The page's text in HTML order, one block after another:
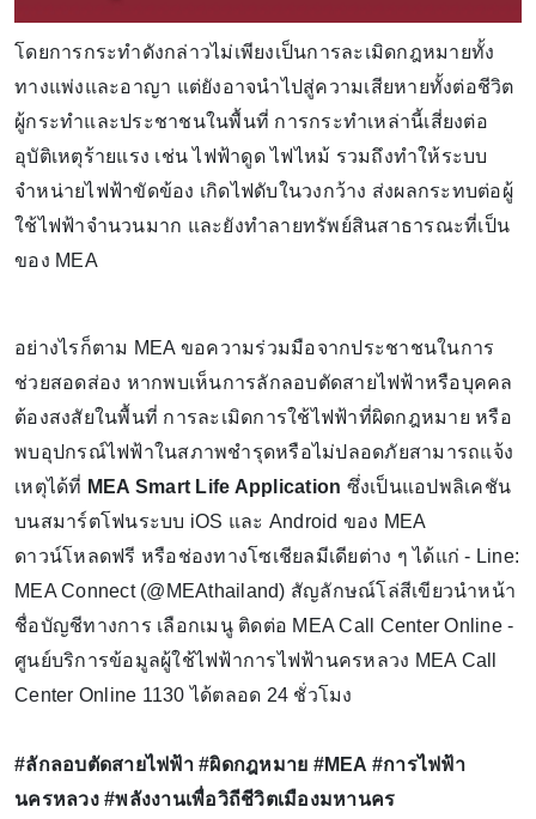
โดยการกระทำดังกล่าวไม่เพียงเป็นการละเมิดกฎหมายทั้ง
ทางแพ่งและอาญา แต่ยังอาจนำไปสู่ความเสียหายทั้งต่อชีวิต
ผู้กระทำและประชาชนในพื้นที่ การกระทำเหล่านี้เสี่ยงต่อ
อุบัติเหตุร้ายแรง เช่น ไฟฟ้าดูด ไฟไหม้ รวมถึงทำให้ระบบ
จำหน่ายไฟฟ้าขัดข้อง เกิดไฟดับในวงกว้าง ส่งผลกระทบต่อผู้
ใช้ไฟฟ้าจำนวนมาก และยังทำลายทรัพย์สินสาธารณะที่เป็น
ของ MEA
อย่างไรก็ตาม MEA ขอความร่วมมือจากประชาชนในการ
ช่วยสอดส่อง หากพบเห็นการลักลอบตัดสายไฟฟ้าหรือบุคคล
ต้องสงสัยในพื้นที่ การละเมิดการใช้ไฟฟ้าที่ผิดกฎหมาย หรือ
พบอุปกรณ์ไฟฟ้าในสภาพชำรุดหรือไม่ปลอดภัยสามารถแจ้ง
เหตุได้ที่ MEA Smart Life Application ซึ่งเป็นแอปพลิเคชัน
บนสมาร์ตโฟนระบบ iOS และ Android ของ MEA
ดาวน์โหลดฟรี หรือช่องทางโซเชียลมีเดียต่าง ๆ ได้แก่ - Line:
MEA Connect (@MEAthailand) สัญลักษณ์โล่สีเขียวนำหน้า
ชื่อบัญชีทางการ เลือกเมนู ติดต่อ MEA Call Center Online -
ศูนย์บริการข้อมูลผู้ใช้ไฟฟ้าการไฟฟ้านครหลวง MEA Call
Center Online 1130 ได้ตลอด 24 ชั่วโมง
#ลักลอบตัดสายไฟฟ้า #ผิดกฎหมาย #MEA #การไฟฟ้า
นครหลวง #พลังงานเพื่อวิถีชีวิตเมืองมหานคร